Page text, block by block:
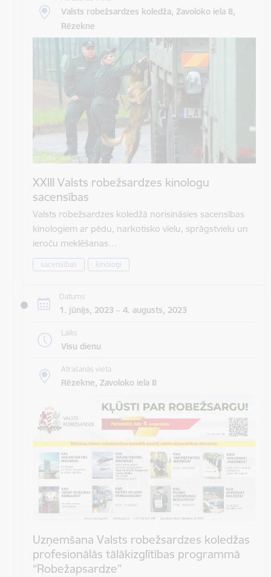
Valsts robežsardzes koledža, Zavoloko iela 8,
Rēzekne
XXIII Valsts robežsardzes kinologu
sacensības
Valsts robežsardzes koledžā norisināsies sacensības
kinologiem ar pēdu, narkotisko vielu, sprāgstvielu un
ieroču meklēšanas…
sacensības kinologi
Datums
1. jūnijs, 2023 – 4. augusts, 2023
Laiks
Visu dienu
Atrašanās vieta
Rēzekne, Zavoloko iela 8
Uzņemšana Valsts robežsardzes koledžas
profesionālās tālākizglītības programmā
“Robežapsardze”